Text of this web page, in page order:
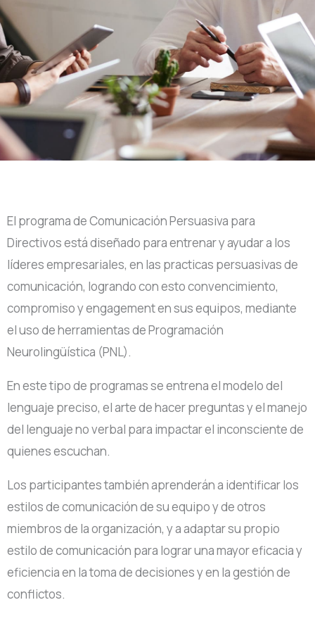
El programa de Comunicación Persuasiva para
Directivos está diseñado para entrenar y ayudar a los
líderes empresariales, en las practicas persuasivas de
comunicación, logrando con esto convencimiento,
compromiso y engagement en sus equipos, mediante
el uso de herramientas de Programación
Neurolingüística (PNL).
En este tipo de programas se entrena el modelo del
lenguaje preciso, el arte de hacer preguntas y el manejo
del lenguaje no verbal para impactar el inconsciente de
quienes escuchan.
Los participantes también aprenderán a identificar los
estilos de comunicación de su equipo y de otros
miembros de la organización, y a adaptar su propio
estilo de comunicación para lograr una mayor eficacia y
eficiencia en la toma de decisiones y en la gestión de
conflictos.